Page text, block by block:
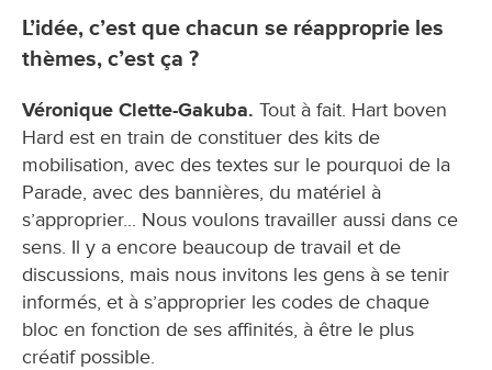
L’idée, c’est que chacun se réapproprie les
thèmes, c’est ça ?
Véronique Clette-Gakuba. Tout à fait. Hart boven
Hard est en train de constituer des kits de
mobilisation, avec des textes sur le pourquoi de la
Parade, avec des bannières, du matériel à
s’approprier... Nous voulons travailler aussi dans ce
sens. Il y a encore beaucoup de travail et de
discussions, mais nous invitons les gens à se tenir
informés, et à s’approprier les codes de chaque
bloc en fonction de ses affinités, à être le plus
créatif possible.